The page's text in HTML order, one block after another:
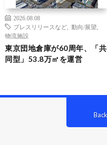
2026.08.08
プレスリリースなど
動向/展望
物流施設
東京団地倉庫が60周年、「共
同型」53.8万㎡を運営